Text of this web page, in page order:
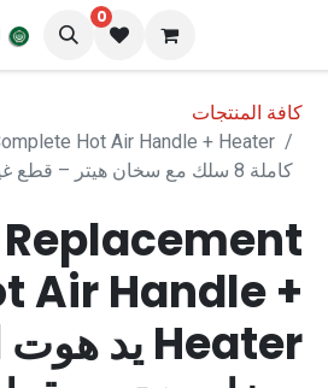
0
كافة المنتجات
كاملة 8 سلك مع سخان هيتر – قطع غيار محطة 878D
Air Handle +